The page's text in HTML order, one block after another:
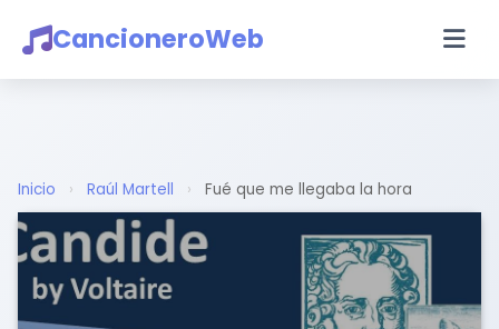
CancioneroWeb
Inicio › Raúl Martell › Fué que me llegaba la hora